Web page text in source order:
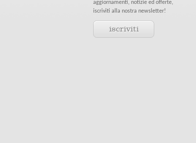
aggiornamenti, notizie ed offerte,
iscriviti alla nostra newsletter!
iscriviti